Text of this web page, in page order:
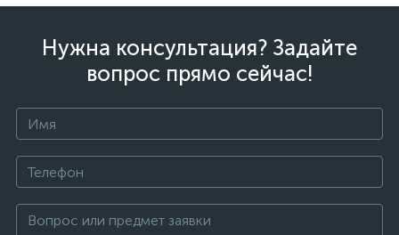
Нужна консультация? Задайте
вопрос прямо сейчас!